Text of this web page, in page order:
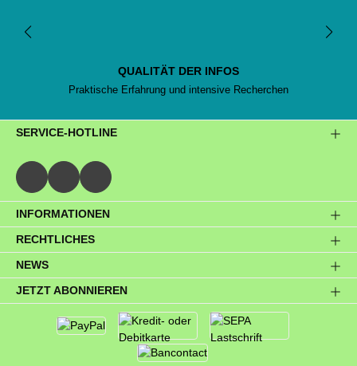
QUALITÄT DER INFOS
Praktische Erfahrung und intensive Recherchen
SERVICE-HOTLINE
INFORMATIONEN
RECHTLICHES
NEWS
JETZT ABONNIEREN